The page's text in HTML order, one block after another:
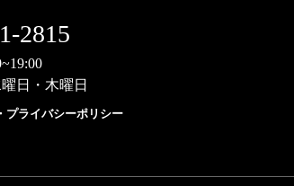
2815
日・木曜日
プライバシーポリシー